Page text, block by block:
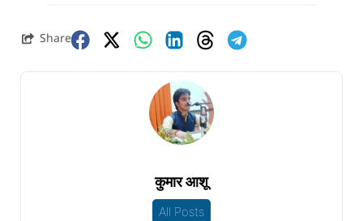
Share
कुमार आशू
All Posts